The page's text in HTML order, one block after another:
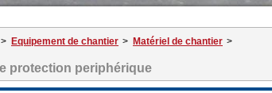
> Equipement de chantier > Matériel de chantier >
protection periphérique